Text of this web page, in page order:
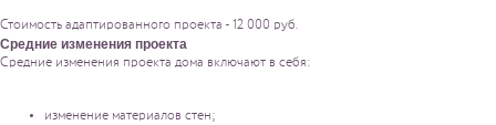
Стоимость адаптированного проекта - 12 000 руб.
Средние изменения проекта
Средние изменения проекта дома включают в себя:
изменение материалов стен;